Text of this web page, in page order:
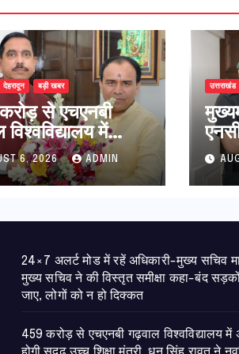
देहरादून बड़ी खबर
से एचएनबी
में
संरचना होगी
शिक्षा मंत्री धन
ने नवनियुक्त
6, 2026 ADMIN
उत्तराखंड
24×7 अलर्ट मोड में रहें अधिकारी-मुख्य सचिव
मुख्य सचिव ने की विस्तृत समीक्षा कहा-बंद
जाए, लोगों को न हो दिक्कत
459 करोड़ से एचएनबी गढ़वाल विश्वविद्यालय